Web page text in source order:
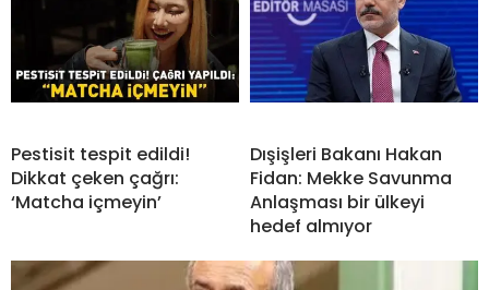
Pestisit tespit edildi!
Dikkat çeken çağrı:
‘Matcha içmeyin’
Dışişleri Bakanı Hakan
Fidan: Mekke Savunma
Anlaşması bir ülkeyi
hedef almıyor